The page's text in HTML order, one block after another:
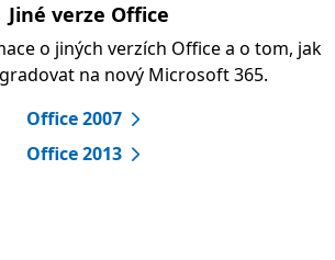
Jiné verze Office
o jiných verzích Office a o tom, jak
na nový Microsoft 365.
Office 2007
Office 2013